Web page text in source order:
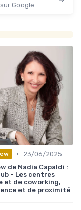
Google
•
23/06/2025
de Nadia Capaldi :
- Les centres
et de coworking,
et de proximité